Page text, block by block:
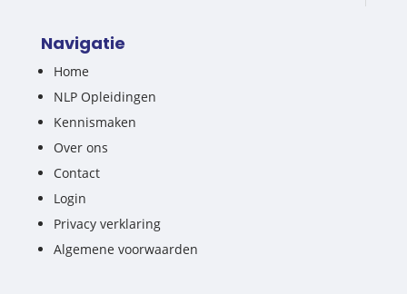
Navigatie
Home
NLP Opleidingen
Kennismaken
Over ons
Contact
Login
Privacy verklaring
Algemene voorwaarden